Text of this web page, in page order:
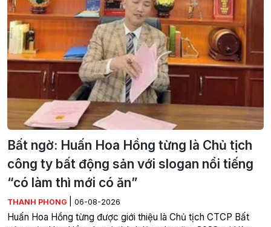
Bất ngờ: Huấn Hoa Hồng từng là Chủ tịch
công ty bất động sản với slogan nổi tiếng
“có làm thì mới có ăn”
THANH PHONG 06-08-2026
Huấn Hoa Hồng từng được giới thiệu là Chủ tịch CTCP Bất